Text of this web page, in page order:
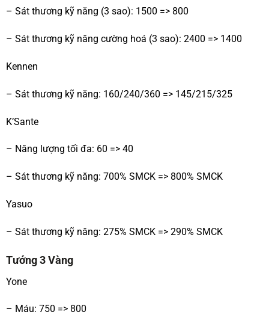
– Sát thương kỹ năng (3 sao): 1500 => 800
– Sát thương kỹ năng cường hoá (3 sao): 2400 => 1400
Kennen
– Sát thương kỹ năng: 160/240/360 => 145/215/325
K’Sante
– Năng lượng tối đa: 60 => 40
– Sát thương kỹ năng: 700% SMCK => 800% SMCK
Yasuo
– Sát thương kỹ năng: 275% SMCK => 290% SMCK
Tướng 3 Vàng
Yone
– Máu: 750 => 800